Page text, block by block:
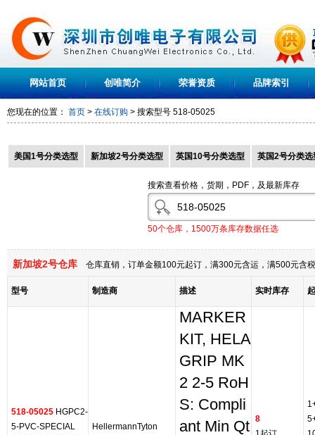
网站首页 创唯简介 荣誉资质 品牌索引
您现在的位置： 首页 > 在线订购 > 搜索型号 518-05025
美国1号分类选型 新加坡2号分类选型 英国10号分类选型 英国2号分类选
搜索查看价格，货期，PDF，及最新库存
50个仓库，1500万条库存数据任选
新加坡2号仓库 仓库直销，订单金额100元起订，满300元含运，满500元含
型号 制造商 描述 实时库存
518-05025 HGPC2-
5-PVC-SPECIAL
HellermannTyton
MARKER
KIT, HELA
GRIP MK
2 2-5 RoH
S: Compli
ant Min Qt 8